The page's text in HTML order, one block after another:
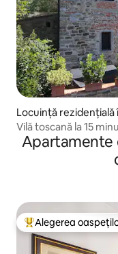
Locuință rezidențială
Vilă toscană la 15
Apartamente
Locuință din topul
Alegerea